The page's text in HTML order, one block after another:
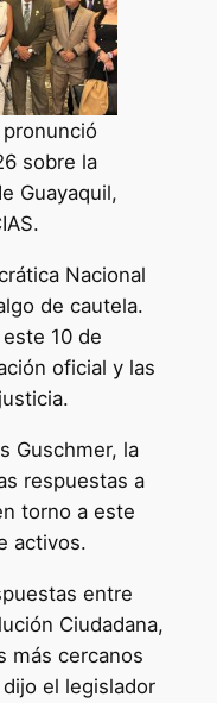
pronunció
sobre la
Guayaquil,
Nacional
de cautela.
10 de
oficial y las
Guschmer, la
respuestas a
torno a este
activos.
entre
Ciudadana,
más cercanos
el legislador